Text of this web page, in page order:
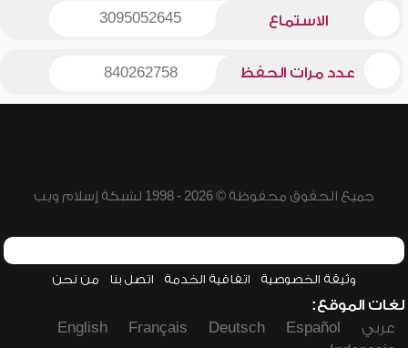
الاستماع 3095052645
عدد مرات الحفظ 840262758
جميع الحقوق محفوظة © 2026 - 1998 لشبكة إسلام ويب
وثيقة الخصوصية اتفاقية الخدمة اتصل بنا من نحن
لغات الموقع:
عربي
Español
Deutsch
Français
English